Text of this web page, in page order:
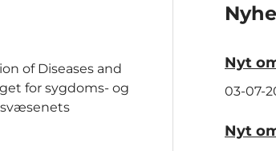
of Diseases and
for sygdoms- og
Nyt
03-07-
Nyt